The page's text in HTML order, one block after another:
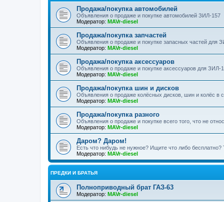
Продажа/покупка автомобилей
Объявления о продаже и покупке автомобилей ЗИЛ-157
Модератор: MAVr-diesel
Продажа/покупка запчастей
Объявления о продаже и покупке запасных частей для
Модератор: MAVr-diesel
Продажа/покупка аксессуаров
Объявления о продаже и покупке аксессуаров для ЗИЛ-
Модератор: MAVr-diesel
Продажа/покупка шин и дисков
Объявления о продаже колёсных дисков, шин и колёс в
Модератор: MAVr-diesel
Продажа/покупка разного
Объявления о продаже и покупке всего того, что не
Модератор: MAVr-diesel
Даром? Даром!
Есть что нибудь не нужное? Ищите что либо бесплатно?
Модератор: MAVr-diesel
ПРЕДКИ И БРАТЬЯ
Полноприводный брат ГАЗ-63
Модератор: MAVr-diesel